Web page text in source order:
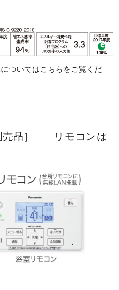
ついてはこちらをご覧くだ
売品］ リモコンは